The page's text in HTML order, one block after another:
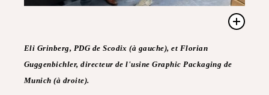
Eli Grinberg, PDG de Scodix (à gauche), et Florian
Guggenbichler, directeur de l'usine Graphic Packaging de
Munich (à droite).